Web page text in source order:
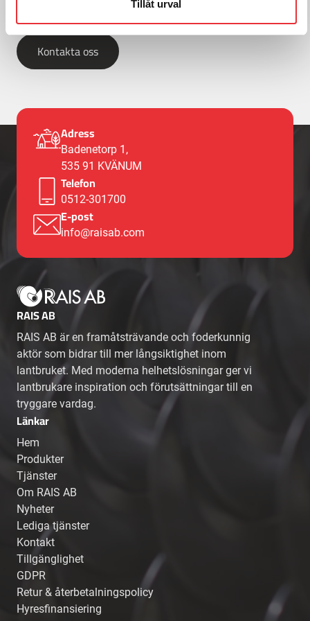
Tillåt urval
0512-301700
Kontakta oss
Adress
Badenetorp 1,
535 91 KVÄNUM
Telefon
0512-301700
E-post
info@raisab.com
RAIS AB
RAIS AB är en framåtsträvande och foderkunnig
aktör som bidrar till mer långsiktighet inom
lantbruket. Med moderna helhetslösningar ger vi
lantbrukare inspiration och förutsättningar till en
tryggare vardag.
Länkar
Hem
Produkter
Tjänster
Om RAIS AB
Nyheter
Lediga tjänster
Kontakt
Tillgänglighet
GDPR
Retur & återbetalningspolicy
Hyresfinansiering